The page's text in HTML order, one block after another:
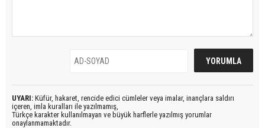
UYARI: Küfür, hakaret, rencide edici cümleler veya imalar, inançlara saldırı
içeren, imla kuralları ile yazılmamış,
Türkçe karakter kullanılmayan ve büyük harflerle yazılmış yorumlar
onaylanmamaktadır.